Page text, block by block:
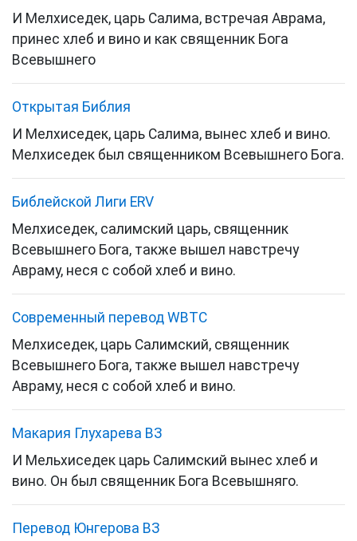
И Мелхиседек, царь Салима, встречая Аврама,
принес хлеб и вино и как священник Бога
Всевышнего
Открытая Библия
И Мелхиседек, царь Салима, вынес хлеб и вино.
Мелхиседек был священником Всевышнего Бога.
Библейской Лиги ERV
Мелхиседек, салимский царь, священник
Всевышнего Бога, также вышел навстречу
Авраму, неся с собой хлеб и вино.
Cовременный перевод WBTC
Мелхиседек, царь Салимский, священник
Всевышнего Бога, также вышел навстречу
Авраму, неся с собой хлеб и вино.
Макария Глухарева ВЗ
И Мельхиседек царь Салимский вынес хлеб и
вино. Он был священник Бога Всевышняго.
Перевод Юнгерова ВЗ